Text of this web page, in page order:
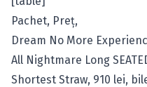
Pachet, Preţ,
Dream No More
All Nightmare Long
Shortest Straw, 910 lei,